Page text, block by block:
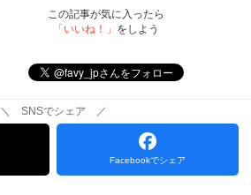
この記事が気に入ったら
「いいね！」 をしよう
＼ SNSでシェア ／
Facebookでシェア